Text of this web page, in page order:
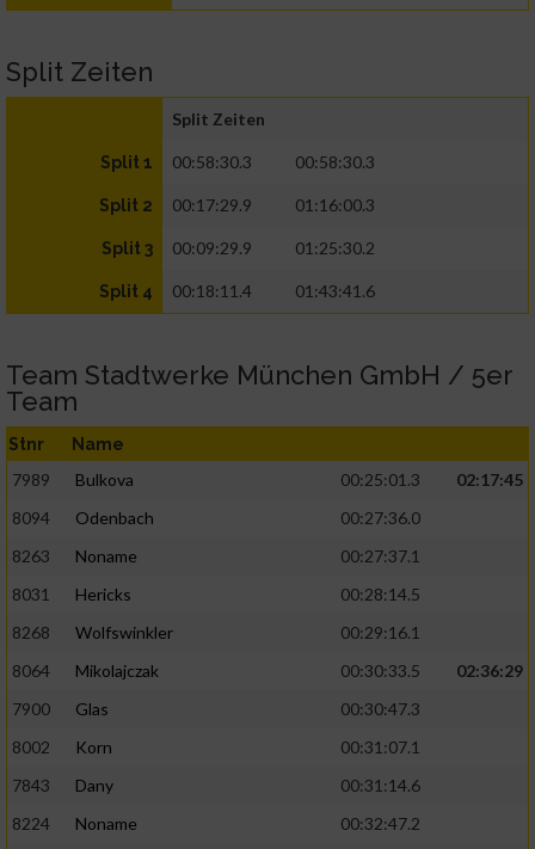
Split Zeiten
Split Zeiten
Split 1 00:58:30.3 00:58:30.3
Split 2 00:17:29.9 01:16:00.3
Split 3 00:09:29.9 01:25:30.2
Split 4 00:18:11.4 01:43:41.6
Team Stadtwerke München GmbH / 5er
Team
Stnr Name
7989 Bulkova 00:25:01.3
02:17:45
8094
Odenbach
00:27:36.0
8263
Noname
00:27:37.1
8031
Hericks
00:28:14.5
8268
Wolfswinkler
00:29:16.1
8064
Mikolajczak 00:30:33.5
02:36:29
7900
Glas
00:30:47.3
8002
Korn
00:31:07.1
7843
Dany
00:31:14.6
8224
Noname
00:32:47.2